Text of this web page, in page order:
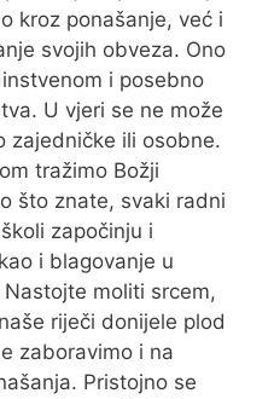
kroz ponašanje, već i
svojih obveza. Ono
i posebno
U vjeri se ne može
zajedničke ili osobne.
tražimo Božji
što znate, svaki radni
započinju i
i blagovanje u
moliti srcem,
riječi donijele plod
zaboravimo i na
Pristojno se